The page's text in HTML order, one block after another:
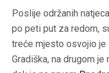
Poslije održanih
po peti put za redom,
treće mjesto osvojio je
Gradiška, na drugom je